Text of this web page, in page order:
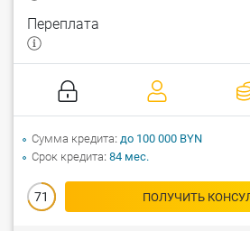
Переплата
71 ПОЛУЧИТЬ
Сумма кредита до 100 000 BYN
Срок кредита 84 мес.